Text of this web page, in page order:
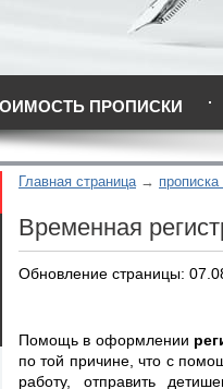
ПРОПИСКИ
Главная страница
Временная
Обновление страницы:
Помощь в оформлении
по той причине, что с
работу, отправить